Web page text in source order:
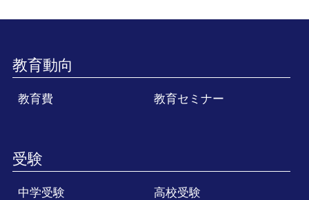
教育動向
教育費 教育セミナー
受験
中学受験
高校受験